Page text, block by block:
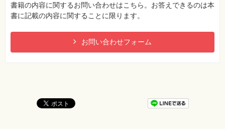
書籍の内容に関するお問い合わせはこちら。お答えできるのは本
書に記載の内容に関することに限ります。
お問い合わせフォーム